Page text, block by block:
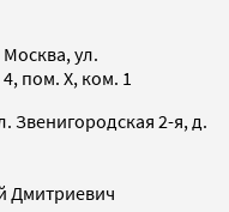
ул.
пом. X, ком. 1
Звенигородская 2-я, д.
Дмитриевич